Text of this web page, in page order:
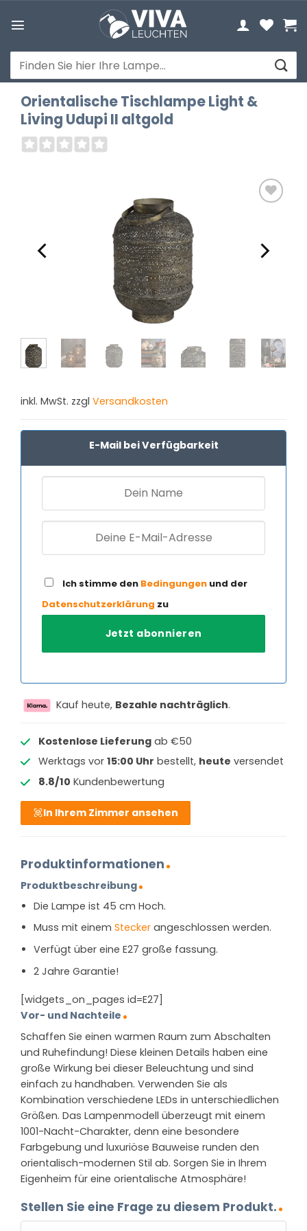
Inhalt
Suchen
nach:
Orientalische Tischlampe Light &
Living Udupi II altgold
inkl. MwSt. zzgl Versandkosten
E-Mail bei Verfügbarkeit
Ich stimme den Bedingungen und der
Datenschutzerklärung zu
Kauf heute, Bezahle nachträglich.
Kostenlose Lieferungab €50
Werktags vor 15:00 Uhr bestellt, heute versendet
8.8/10 Kundenbewertung
In Ihrem Zimmer ansehen
Produktinformationen
Produktbeschreibung
Die Lampe ist 45 cm Hoch.
Muss mit einem Steckerangeschlossen werden.
Verfügt über eine E27 große fassung.
2 Jahre Garantie!
[widgets_on_pages id=E27]
Vor- und Nachteile
Schaffen Sie einen warmen Raum zum Abschalten
und Ruhefindung! Diese kleinen Details haben eine
große Wirkung bei dieser Beleuchtung und sind
einfach zu handhaben. Verwenden Sie als
Kombination verschiedene LEDs in unterschiedlichen
Größen. Das Lampenmodell überzeugt mit einem
1001-Nacht-Charakter, denn eine besondere
Farbgebung und luxuriöse Bauweise runden den
orientalisch-modernen Stil ab. Sorgen Sie in Ihrem
Eigenheim für eine orientalische Atmosphäre!
Stellen Sie eine Frage zu diesem Produkt.